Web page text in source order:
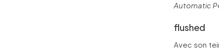
Automatic
flushed
Avec son